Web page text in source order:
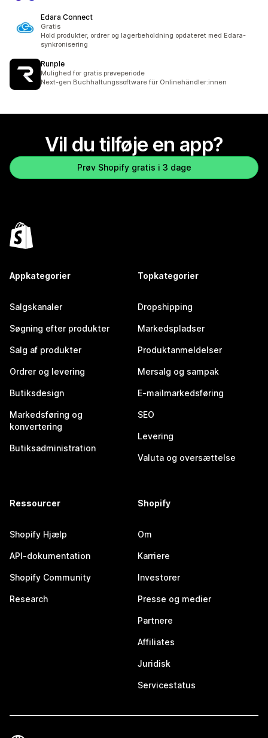
Edara Connect
Gratis
Hold produkter, ordrer og lagerbeholdning opdateret med Edara-
synkronisering
Runple
Mulighed for gratis prøveperiode
Next-gen Buchhaltungssoftware für Onlinehändler:innen
Vil du tilføje en app?
Prøv Shopify gratis i 3 dage
Appkategorier
Salgskanaler
Søgning efter produkter
Salg af produkter
Ordrer og levering
Butiksdesign
Markedsføring og
konvertering
Butiksadministration
Topkategorier
Dropshipping
Markedspladser
Produktanmeldelser
Mersalg og sampak
E-mailmarkedsføring
SEO
Levering
Valuta og oversættelse
Ressourcer
Shopify Hjælp
API-dokumentation
Shopify Community
Research
Shopify
Om
Karriere
Investorer
Presse og medier
Partnere
Affiliates
Juridisk
Servicestatus